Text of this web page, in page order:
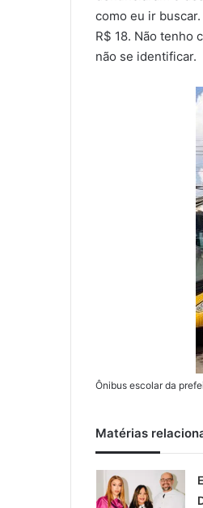
i
l
como eu ir
R$ 18. Não tenho
não se identificar.
Ônibus escolar da
Matérias